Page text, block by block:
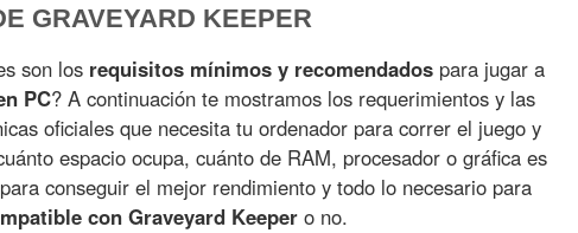
GRAVEYARD KEEPER
son los requisitos mínimos y recomendados para jugar a
PC? A continuación te mostramos los requerimientos y las
oficiales que necesita tu ordenador para correr el juego y
espacio ocupa, cuánto de RAM, procesador o gráfica es
conseguir el mejor rendimiento y todo lo necesario para
con Graveyard Keeper o no.